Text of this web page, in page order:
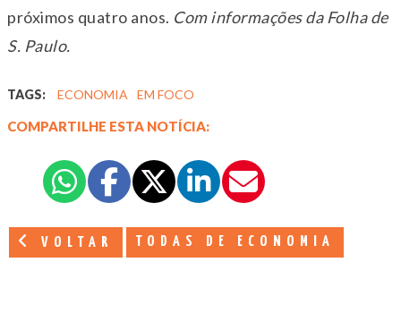
próximos quatro anos. Com informações da Folha de
S. Paulo.
TAGS: ECONOMIA EM FOCO
COMPARTILHE ESTA NOTÍCIA:
VOLTAR TODAS DE ECONOMIA